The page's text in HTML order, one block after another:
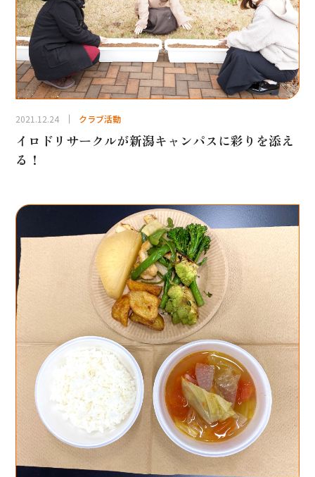
2021.12.24 クラブ活動
イロドリサークルが新潟キャンパスに彩りを添え
る！